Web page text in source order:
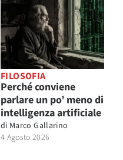
FILOSOFIA
Perché conviene
parlare un po’ meno di
intelligenza artificiale
di Marco Gallarino
4 Agosto 2026